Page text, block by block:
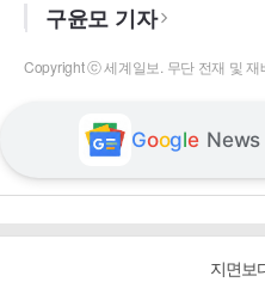
구윤모 기자
Copyright ⓒ 세계일보. 무단 전재 및 재
Google News
지면보